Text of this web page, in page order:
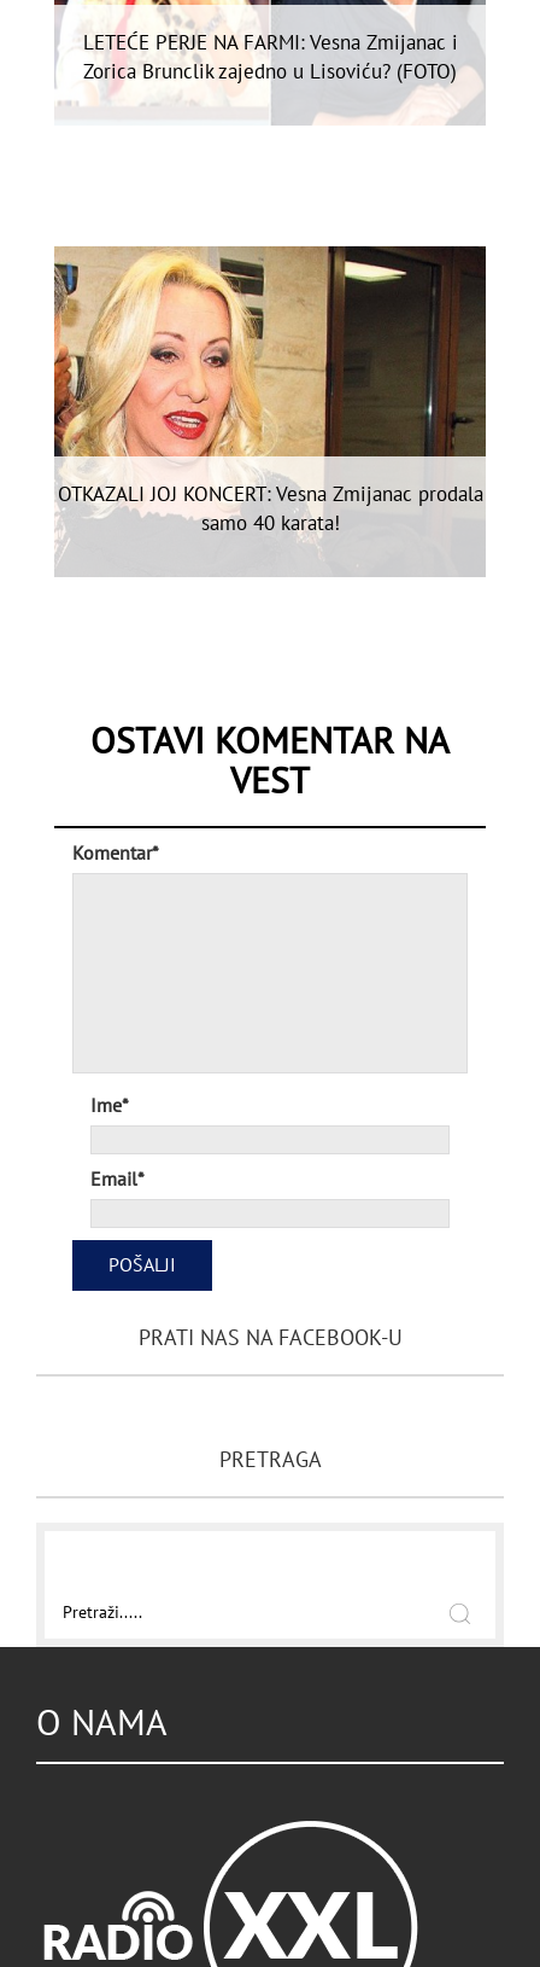
LETEĆE PERJE NA FARMI: Vesna Zmijanac i
Zorica Brunclik zajedno u Lisoviću? (FOTO)
OTKAZALI JOJ KONCERT: Vesna Zmijanac prodala
samo 40 karata!
OSTAVI KOMENTAR NA
VEST
Komentar*
Ime*
Email*
PRATI NAS NA FACEBOOK-U
PRETRAGA
O NAMA